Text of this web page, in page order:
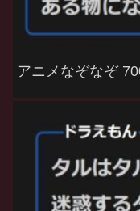
アニメなぞなぞ